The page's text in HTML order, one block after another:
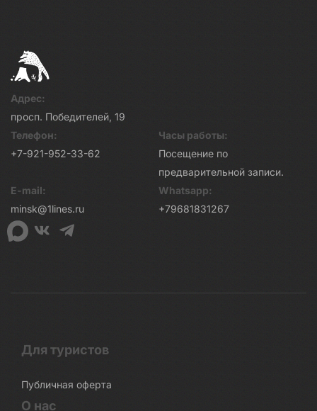
Адрес:
просп. Победителей, 19
Телефон:
+7-921-952-33-62
Часы работы:
Посещение по
предварительной записи.
E-mail:
minsk@1lines.ru
Whatsapp:
+79681831267
Для туристов
Публичная оферта
О нас